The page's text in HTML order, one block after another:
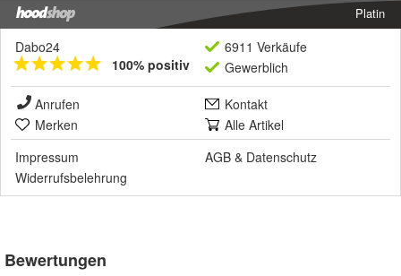
Platin
Dabo24
100% positiv
6911 Verkäufe
Gewerblich
Anrufen
Kontakt
Merken
Alle Artikel
Impressum
AGB & Datenschutz
Widerrufsbelehrung
Bewertungen